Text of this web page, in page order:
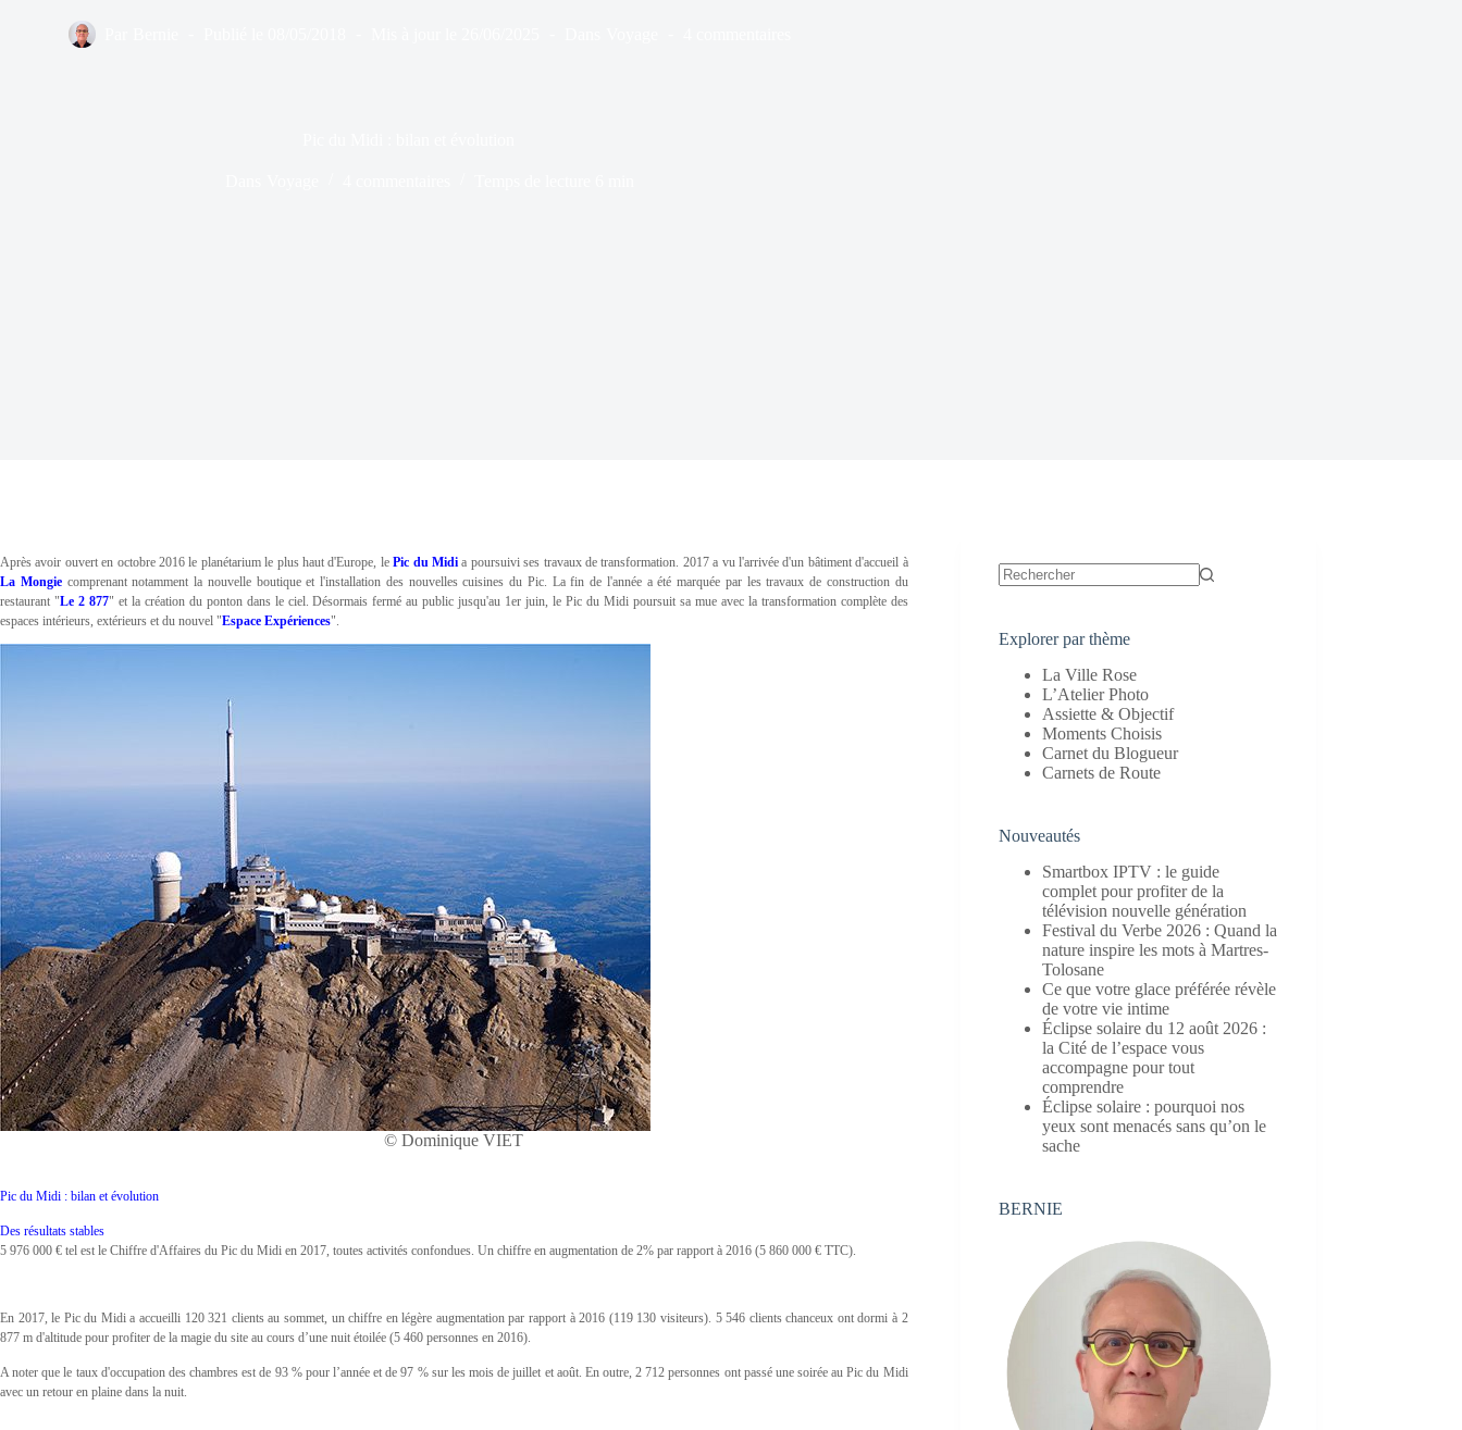
Après avoir ouvert en octobre 2016 le planétarium le plus haut d'Europe, lePic du Midi a poursuivi ses travaux de transformation. 2017 a vu l'arrivée d'un bâtiment d'accueil à
La Mongiecomprenant notamment la nouvelle boutique et l'installation des nouvelles cuisines du Pic. La fin de l'année a été marquée par les travaux de construction du
restaurant "Le 2 877" et la création du ponton dans le ciel. Désormais fermé au public jusqu'au 1er juin, le Pic du Midi poursuit sa mue avec la transformation complète des
espaces intérieurs, extérieurs et du nouvel "Espace Expériences".
© Dominique VIET
Pic du Midi : bilan et évolution
Des résultats stables
5 976 000 € tel est le Chiffre d'Affaires du Pic du Midi en 2017, toutes activités confondues. Un chiffre en augmentation de 2% par rapport à 2016 (5 860 000 € TTC).
En 2017, le Pic du Midi a accueilli 120 321 clients au sommet, un chiffre en légère augmentation par rapport à 2016 (119 130 visiteurs). 5 546 clients chanceux ont dormi à 2
877 m d'altitude pour profiter de la magie du site au cours d’une nuit étoilée (5 460 personnes en 2016).
A noter que le taux d'occupation des chambres est de 93 % pour l’année et de 97 % sur les mois de juillet et août. En outre, 2 712 personnes ont passé une soirée au Pic du Midi
avec un retour en plaine dans la nuit.
Explorer par thème
La Ville Rose
L’Atelier Photo
Assiette & Objectif
Moments Choisis
Carnet du Blogueur
Carnets de Route
Nouveautés
Smartbox IPTV : le guide
complet pour profiter de la
télévision nouvelle génération
Festival du Verbe 2026 : Quand la
nature inspire les mots à Martres-
Tolosane
Ce que votre glace préférée révèle
de votre vie intime
Éclipse solaire du 12 août 2026 :
la Cité de l’espace vous
accompagne pour tout
comprendre
Éclipse solaire : pourquoi nos
yeux sont menacés sans qu’on le
sache
BERNIE